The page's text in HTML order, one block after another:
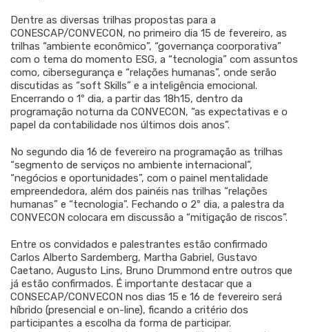
Dentre as diversas trilhas propostas para a
CONESCAP/CONVECON, no primeiro dia 15 de fevereiro, as
trilhas “ambiente econômico”, “governança coorporativa”
com o tema do momento ESG, a “tecnologia” com assuntos
como, cibersegurança e “relações humanas”, onde serão
discutidas as “soft Skills” e a inteligência emocional.
Encerrando o 1º dia, a partir das 18h15, dentro da
programação noturna da CONVECON, “as expectativas e o
papel da contabilidade nos últimos dois anos”.
No segundo dia 16 de fevereiro na programação as trilhas
“segmento de serviços no ambiente internacional”,
“negócios e oportunidades”, com o painel mentalidade
empreendedora, além dos painéis nas trilhas “relações
humanas” e “tecnologia”. Fechando o 2º dia, a palestra da
CONVECON colocara em discussão a “mitigação de riscos”.
Entre os convidados e palestrantes estão confirmado
Carlos Alberto Sardemberg, Martha Gabriel, Gustavo
Caetano, Augusto Lins, Bruno Drummond entre outros que
já estão confirmados. É importante destacar que a
CONSECAP/CONVECON nos dias 15 e 16 de fevereiro será
híbrido (presencial e on-line), ficando a critério dos
participantes a escolha da forma de participar.